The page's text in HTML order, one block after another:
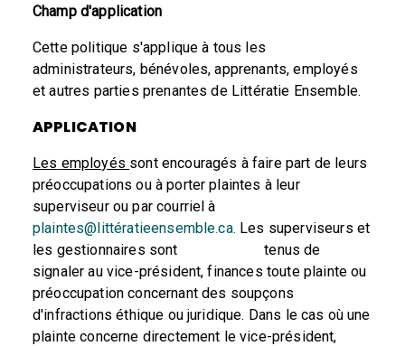
Champ d'application
Cette politique s'applique à tous les
administrateurs, bénévoles, apprenants, employés
et autres parties prenantes de Littératie Ensemble.
APPLICATION
Les employés sont encouragés à faire part de leurs
préoccupations ou à porter plaintes à leur
superviseur ou par courriel à
plaintes@littératieensemble.ca. Les superviseurs et
les gestionnaires sont tenus de
signaler au vice-président, finances toute plainte ou
préoccupation concernant des soupçons
d'infractions éthique ou juridique. Dans le cas où une
plainte concerne directement le vice-président,